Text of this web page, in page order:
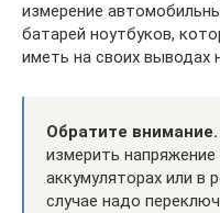
измерение
батарей ноутбуков,
иметь на своих
Обратите внимание.
измерить
аккумуляторах или в
случае надо